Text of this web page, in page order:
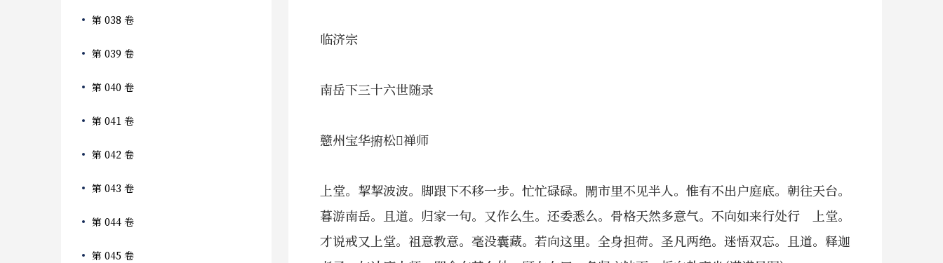
第 038 卷
第 039 卷
第 040 卷
第 041 卷
第 042 卷
第 043 卷
第 044 卷
第 045 卷